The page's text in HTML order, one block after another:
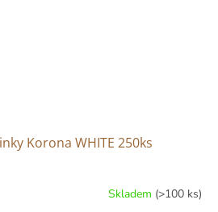
Korona WHITE 250ks
Skladem (>100 ks)